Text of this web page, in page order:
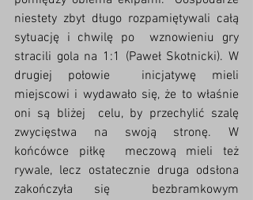
niestety zbyt długo rozpamiętywali całą
sytuację i chwilę po  wznowieniu gry
stracili gola na 1:1 (Paweł Skotnicki). W
drugiej połowie  inicjatywę mieli
miejscowi i wydawało się, że to właśnie
oni są bliżej  celu, by przechylić szalę
zwycięstwa na swoją stronę. W
końcówce piłkę  meczową mieli też
rywale, lecz ostatecznie druga odsłona
zakończyła się  bezbramkowym